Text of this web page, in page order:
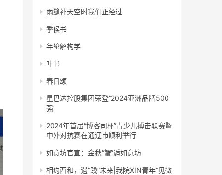
雨缝补天空时我们正经过
季候书
年轮解构学
叶书
春日颂
星巴达控股集团荣登“2024亚洲品牌500
强”
2024年首届“博客司杯”青少儿搏击联赛暨
中外对抗赛在通辽市顺利举行
如意坊官宣：金秋“蟹”逅如意坊
相约西和，遇“践”未来|我院XIN青年“见微